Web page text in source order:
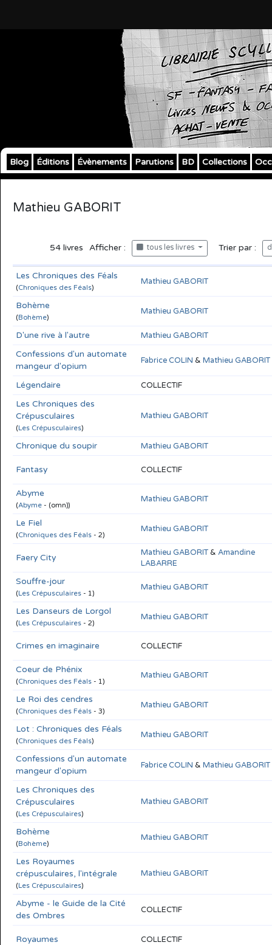
Blog Éditions Évènements Parutions BD Collections
Mathieu GABORIT
54 livres Afficher : tous les livres Trier par :
Les Chroniques des Féals
(Chroniques des Féals)
Mathieu GABORIT
Bohème
(Bohème)
Mathieu GABORIT
D'une rive à l'autre Mathieu GABORIT
Confessions d'un automate
mangeur d'opium
Fabrice COLIN & Mathieu GABORIT
Légendaire COLLECTIF
Les Chroniques des
Crépusculaires
(Les Crépusculaires)
Mathieu GABORIT
Chronique du soupir Mathieu GABORIT
Fantasy COLLECTIF
Abyme
(Abyme - (omn))
Mathieu GABORIT
Le Fiel
(Chroniques des Féals - 2)
Mathieu GABORIT
Faery City Mathieu GABORIT& Amandine
LABARRE
Souffre-jour
(Les Crépusculaires - 1)
Mathieu GABORIT
Les Danseurs de Lorgol
(Les Crépusculaires - 2)
Mathieu GABORIT
Crimes en imaginaire COLLECTIF
Coeur de Phénix
(Chroniques des Féals - 1)
Mathieu GABORIT
Le Roi des cendres
(Chroniques des Féals - 3)
Mathieu GABORIT
Lot : Chroniques des Féals
(Chroniques des Féals)
Mathieu GABORIT
Confessions d'un automate
mangeur d'opium
Fabrice COLIN & Mathieu GABORIT
Les Chroniques des
Crépusculaires
(Les Crépusculaires)
Mathieu GABORIT
Bohème
(Bohème)
Mathieu GABORIT
Les Royaumes
crépusculaires, l'intégrale
(Les Crépusculaires)
Mathieu GABORIT
Abyme - le Guide de la Cité
des Ombres
COLLECTIF
Royaumes COLLECTIF